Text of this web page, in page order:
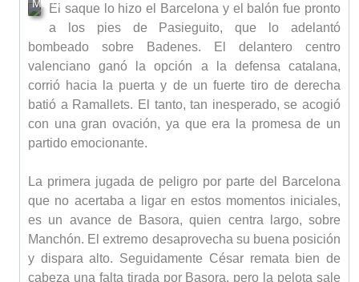
El saque lo hizo el Barcelona y el balón fue pronto
a los pies de Pasieguito, que lo adelantó
bombeado sobre Badenes. El delantero centro
valenciano ganó la opción a la defensa catalana,
corrió hacia la puerta y de un fuerte tiro de derecha
batió a Ramallets. El tanto, tan inesperado, se acogió
con una gran ovación, ya que era la promesa de un
partido emocionante.
La primera jugada de peligro por parte del Barcelona
que no acertaba a ligar en estos momentos iniciales,
es un avance de Basora, quien centra largo, sobre
Manchón. El extremo desaprovecha su buena posición
y dispara alto. Seguidamente César remata bien de
cabeza una falta tirada por Basora. pero la pelota sale